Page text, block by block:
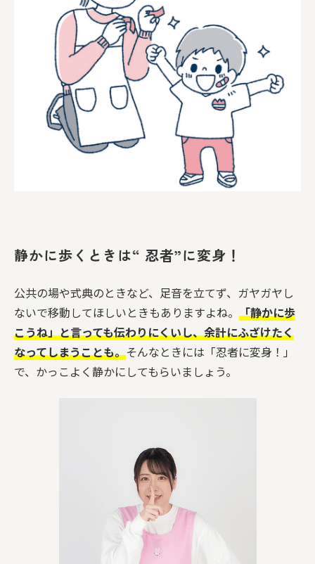
静かに歩くときは“ 忍者”に変身！
公共の場や式典のときなど、足音を立てず、ガヤガヤし
ないで移動してほしいときもありますよね。 「静かに歩
こうね」と言っても伝わりにくいし、余計にふざけたく
なってしまうことも。そんなときには「忍者に変身！」
で、かっこよく静かにしてもらいましょう。